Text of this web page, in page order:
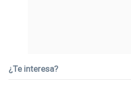
¿Te interesa?